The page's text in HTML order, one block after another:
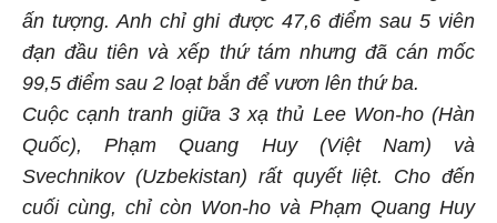
ấn tượng. Anh chỉ ghi được 47,6 điểm sau 5 viên
đạn đầu tiên và xếp thứ tám nhưng đã cán mốc
99,5 điểm sau 2 loạt bắn để vươn lên thứ ba.
Cuộc cạnh tranh giữa 3 xạ thủ Lee Won-ho (Hàn
Quốc), Phạm Quang Huy (Việt Nam) và
Svechnikov (Uzbekistan) rất quyết liệt. Cho đến
cuối cùng, chỉ còn Won-ho và Phạm Quang Huy